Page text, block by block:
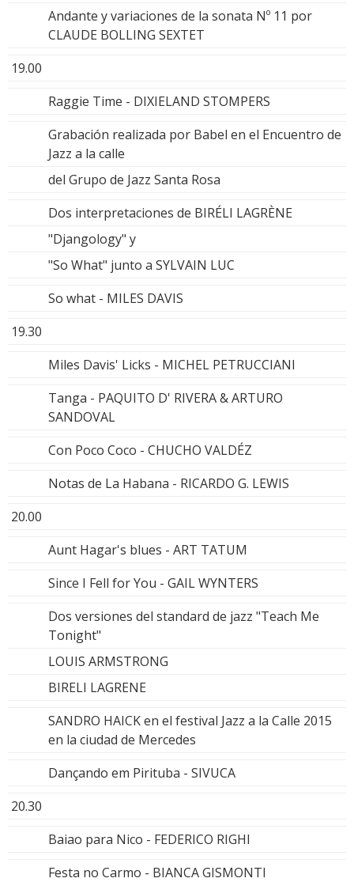
Andante y variaciones de la sonata Nº 11 por
CLAUDE BOLLING SEXTET
19.00
Raggie Time - DIXIELAND STOMPERS
Grabación realizada por Babel en el Encuentro de
Jazz a la calle
del Grupo de Jazz Santa Rosa
Dos interpretaciones de BIRÉLI LAGRÈNE
"Djangology" y
"So What" junto a SYLVAIN LUC
So what - MILES DAVIS
19.30
Miles Davis' Licks - MICHEL PETRUCCIANI
Tanga - PAQUITO D' RIVERA & ARTURO
SANDOVAL
Con Poco Coco - CHUCHO VALDÉZ
Notas de La Habana - RICARDO G. LEWIS
20.00
Aunt Hagar's blues - ART TATUM
Since I Fell for You - GAIL WYNTERS
Dos versiones del standard de jazz "Teach Me
Tonight"
LOUIS ARMSTRONG
BIRELI LAGRENE
SANDRO HAICK en el festival Jazz a la Calle 2015
en la ciudad de Mercedes
Dançando em Pirituba - SIVUCA
20.30
Baiao para Nico - FEDERICO RIGHI
Festa no Carmo - BIANCA GISMONTI